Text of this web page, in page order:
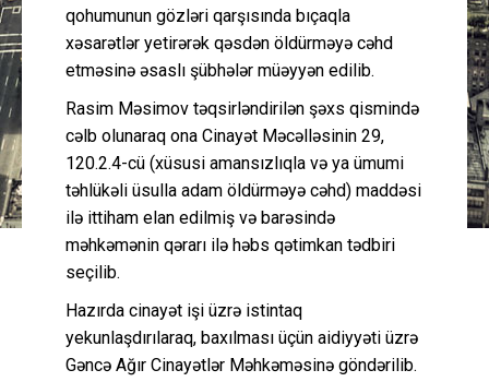
qohumunun gözləri qarşısında bıçaqla
xəsarətlər yetirərək qəsdən öldürməyə cəhd
etməsinə əsaslı şübhələr müəyyən edilib.
Rasim Məsimov təqsirləndirilən şəxs qismində
cəlb olunaraq ona Cinayət Məcəlləsinin 29,
120.2.4-cü (xüsusi amansızlıqla və ya ümumi
təhlükəli üsulla adam öldürməyə cəhd) maddəsi
ilə ittiham elan edilmiş və barəsində
məhkəmənin qərarı ilə həbs qətimkan tədbiri
seçilib.
Hazırda cinayət işi üzrə istintaq
yekunlaşdırılaraq, baxılması üçün aidiyyəti üzrə
Gəncə Ağır Cinayətlər Məhkəməsinə göndərilib.